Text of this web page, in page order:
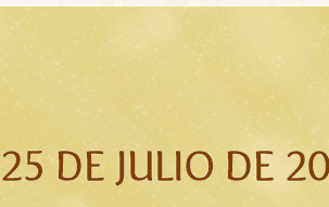
25 DE JULIO DE